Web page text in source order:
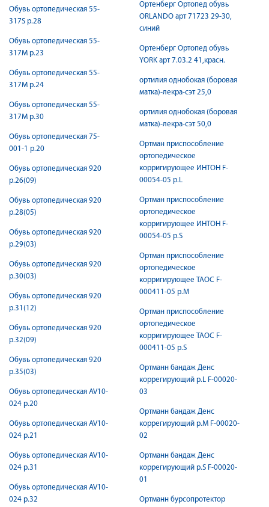
Обувь ортопедическая 55-
317S р.28
Обувь ортопедическая 55-
317М р.23
Обувь ортопедическая 55-
317М р.24
Обувь ортопедическая 55-
317М р.30
Обувь ортопедическая 75-
001-1 р.20
Обувь ортопедическая 920
р.26(09)
Обувь ортопедическая 920
р.28(05)
Обувь ортопедическая 920
р.29(03)
Обувь ортопедическая 920
р.30(03)
Обувь ортопедическая 920
р.31(12)
Обувь ортопедическая 920
р.32(09)
Обувь ортопедическая 920
р.35(03)
Обувь ортопедическая AV10-
024 р.20
Обувь ортопедическая AV10-
024 р.21
Обувь ортопедическая AV10-
024 р.31
Обувь ортопедическая AV10-
024 р.32
Ортенберг Ортопед обувь
ORLANDO арт 71723 29-30,
синий
Ортенберг Ортопед обувь
YORK арт 7.03.2 41,красн.
ортилия однобокая (боровая
матка)-лекра-сэт 25,0
ортилия однобокая (боровая
матка)-лекра-сэт 50,0
Ортман приспособление
ортопедическое
корригирующее ИНТОН F-
00054-05 р.L
Ортман приспособление
ортопедическое
корригирующее ИНТОН F-
00054-05 р.S
Ортман приспособление
ортопедическое
корригирующее ТАОС F-
000411-05 р.M
Ортман приспособление
ортопедическое
корригирующее ТАОС F-
000411-05 р.S
Ортманн бандаж Денс
коррегирующий р.L F-00020-
03
Ортманн бандаж Денс
коррегирующий р.M F-00020-
02
Ортманн бандаж Денс
коррегирующий р.S F-00020-
01
Ортманн бурсопротектор